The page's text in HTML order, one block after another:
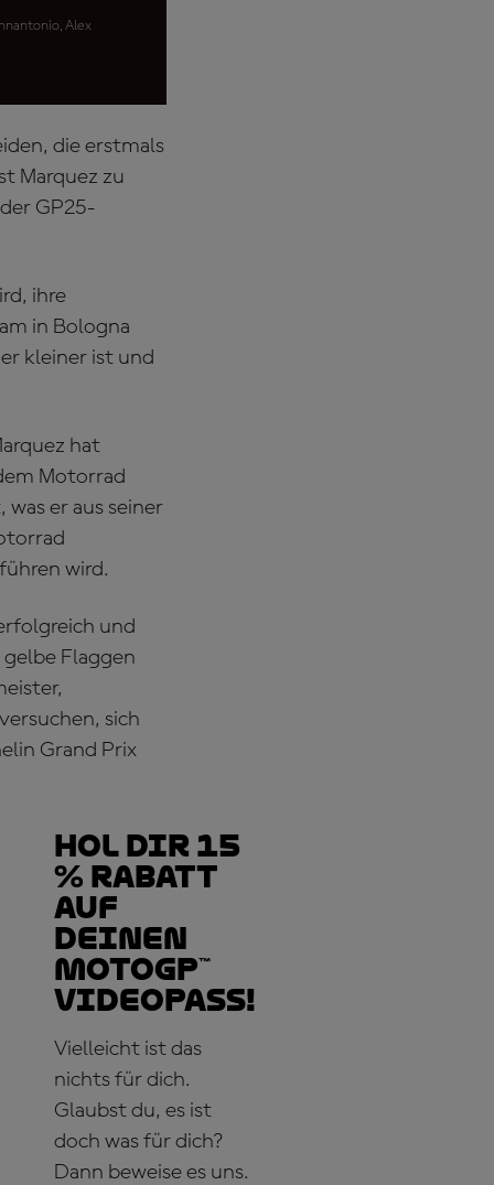
Alex
die erstmals
Marquez zu
GP25-
ihre
in Bologna
kleiner ist und
hat
Motorrad
er aus seiner
wird.
und
Flaggen
sich
Grand Prix
Hol dir 15
% Rabatt
auf
deinen
MotoGP™
VideoPass!
Vielleicht ist das
nichts für dich.
Glaubst du, es ist
doch was für dich?
Dann beweise es uns.